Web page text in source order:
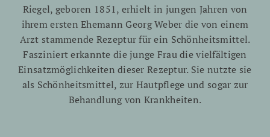
Riegel, geboren 1851, erhielt in jungen Jahren von
ihrem ersten Ehemann Georg Weber die von einem
Arzt stammende Rezeptur für ein Schönheitsmittel.
Fasziniert erkannte die junge Frau die vielfältigen
Einsatzmöglichkeiten dieser Rezeptur. Sie nutzte sie
als Schönheitsmittel, zur Hautpflege und sogar zur
Behandlung von Krankheiten.